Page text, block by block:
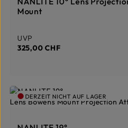
Mount
Regulärer Preis:
UVP
325,00 CHF
DERZEIT NICHT AUF LAGER